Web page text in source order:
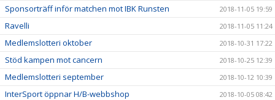
Sponsorträff inför matchen mot IBK Runsten 2018-11-05 19:59
Ravelli 2018-11-05 11:24
Medlemslotteri oktober 2018-10-31 17:22
Stöd kampen mot cancern 2018-10-25 12:39
Medlemslotteri september 2018-10-12 10:39
InterSport öppnar H/B-webbshop 2018-10-05 08:42